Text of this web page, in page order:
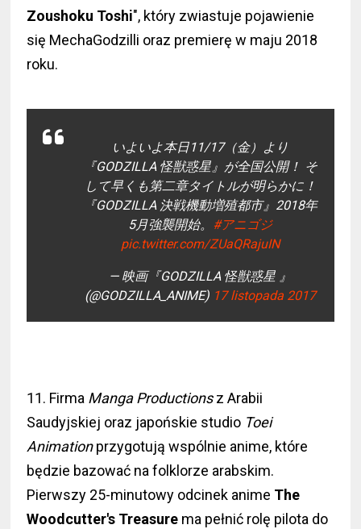
Zoushoku Toshi", który zwiastuje pojawienie
się MechaGodzilli oraz premierę w maju 2018
roku.
いよいよ本日11/17（金）より
『GODZILLA 怪獣惑星』が全国公開！ そ
して早くも第二章タイトルが明らかに！
『GODZILLA 決戦機動増殖都市』2018年
5月強襲開始。 #アニゴジ
pic.twitter.com/ZUaQRajuIN
— 映画『GODZILLA 怪獣惑星 』
(@GODZILLA_ANIME) 17 listopada 2017
11. Firma Manga Productionsz Arabii
Saudyjskiej oraz japońskie studio Toei
Animationprzygotują wspólnie anime, które
będzie bazować na folklorze arabskim.
Pierwszy 25-minutowy odcinek anime The
Woodcutter's Treasure ma pełnić rolę pilota do